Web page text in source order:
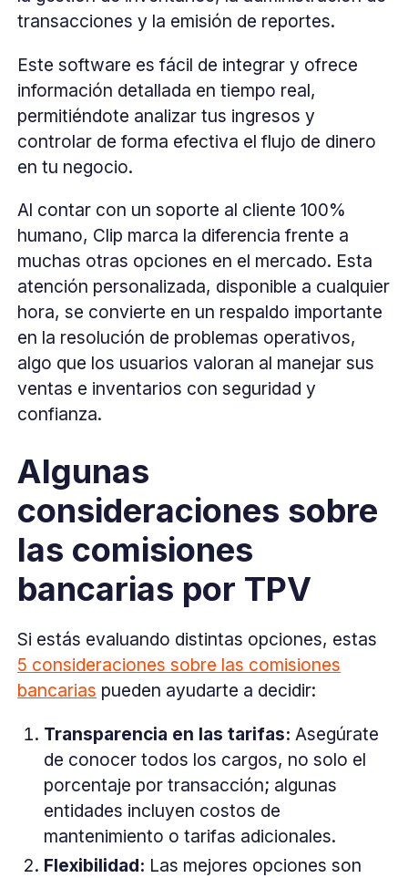
transacciones y la emisión de reportes.
Este software es fácil de integrar y ofrece
información detallada en tiempo real,
permitiéndote analizar tus ingresos y
controlar de forma efectiva el flujo de dinero
en tu negocio.
Al contar con un soporte al cliente 100%
humano, Clip marca la diferencia frente a
muchas otras opciones en el mercado. Esta
atención personalizada, disponible a cualquier
hora, se convierte en un respaldo importante
en la resolución de problemas operativos,
algo que los usuarios valoran al manejar sus
ventas e inventarios con seguridad y
confianza.
Algunas
consideraciones sobre
las comisiones
bancarias por TPV
Si estás evaluando distintas opciones, estas
5 consideraciones sobre las comisiones
bancarias pueden ayudarte a decidir:
Transparencia en las tarifas: Asegúrate
de conocer todos los cargos, no solo el
porcentaje por transacción; algunas
entidades incluyen costos de
mantenimiento o tarifas adicionales.
Flexibilidad: Las mejores opciones son